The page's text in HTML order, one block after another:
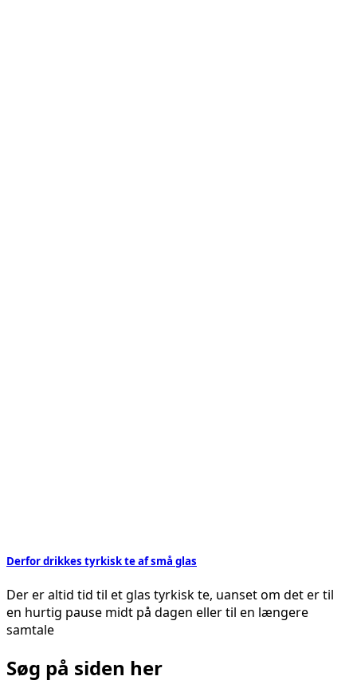
Derfor drikkes tyrkisk te af små glas
Der er altid tid til et glas tyrkisk te, uanset om det er til
en hurtig pause midt på dagen eller til en længere
samtale
Søg på siden her